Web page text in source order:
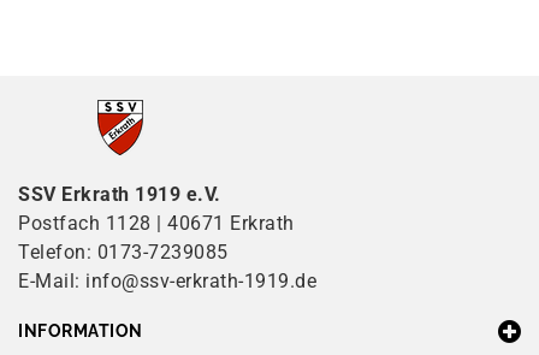
SSV Erkrath 1919 e.V.
Postfach 1128 | 40671 Erkrath
Telefon: 0173-7239085
E-Mail: info@ssv-erkrath-1919.de
INFORMATION